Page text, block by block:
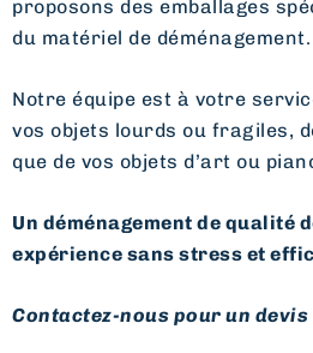
proposons des emballages
du matériel de déménagement.
Notre équipe est à votre
vos objets lourds ou fragiles,
que de vos objets d’art ou
Un déménagement de qualité
expérience sans stress et
Contactez-nous pour un devis